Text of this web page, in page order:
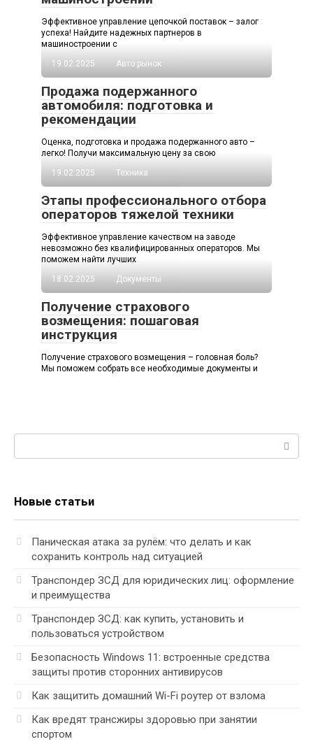
Эффективное управление цепочкой поставок – залог
успеха! Найдите надежных партнеров в
машиностроении с
19.02.2025
Авто рынок
Продажа подержанного
автомобиля: подготовка и
рекомендации
Оценка, подготовка и продажа подержанного авто –
легко! Получи максимальную цену за свою
19.02.2025
Техника
Этапы профессионального отбора
операторов тяжелой техники
Эффективное управление качеством на заводе
невозможно без квалифицированных операторов. Мы
поможем найти лучших
18.02.2025
Документы
Получение страхового
возмещения: пошаговая
инструкция
Получение страхового возмещения – головная боль?
Мы поможем собрать все необходимые документы и
Новые статьи
Паническая атака за рулём: что делать и как
сохранить контроль над ситуацией
Транспондер ЗСД для юридических лиц: оформление
и преимущества
Транспондер ЗСД: как купить, установить и
пользоваться устройством
Безопасность Windows 11: встроенные средства
защиты против сторонних антивирусов
Как защитить домашний Wi-Fi роутер от взлома
Как вредят трансжиры здоровью при занятии
спортом